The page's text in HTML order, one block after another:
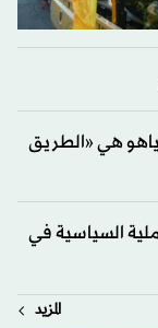
هي «الطريق
السياسية في
المزيد